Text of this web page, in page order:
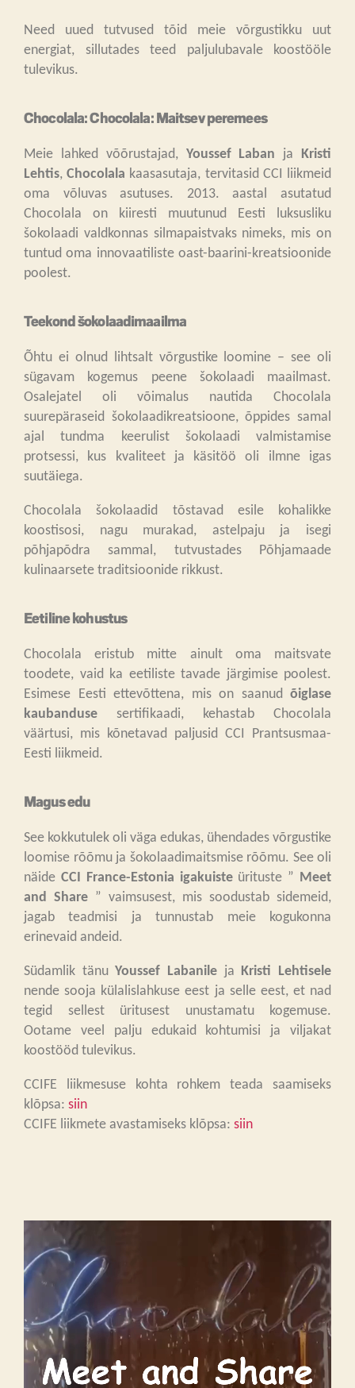
Need uued tutvused tõid meie võrgustikku uut
energiat, sillutades teed paljulubavale koostööle
tulevikus.
Chocolala: Chocolala: Maitsev peremees
Meie lahked võõrustajad, Youssef Laban ja Kristi
Lehtis,Chocolala kaasasutaja, tervitasid CCI liikmeid
oma võluvas asutuses. 2013. aastal asutatud
Chocolala on kiiresti muutunud Eesti luksusliku
šokolaadi valdkonnas silmapaistvaks nimeks, mis on
tuntud oma innovaatiliste oast-baarini-kreatsioonide
poolest.
Teekond šokolaadimaailma
Õhtu ei olnud lihtsalt võrgustike loomine – see oli
sügavam kogemus peene šokolaadi maailmast.
Osalejatel oli võimalus nautida Chocolala
suurepäraseid šokolaadikreatsioone, õppides samal
ajal tundma keerulist šokolaadi valmistamise
protsessi, kus kvaliteet ja käsitöö oli ilmne igas
suutäiega.
Chocolala šokolaadid tõstavad esile kohalikke
koostisosi, nagu murakad, astelpaju ja isegi
põhjapõdra sammal, tutvustades Põhjamaade
kulinaarsete traditsioonide rikkust.
Eetiline kohustus
Chocolala eristub mitte ainult oma maitsvate
toodete, vaid ka eetiliste tavade järgimise poolest.
Esimese Eesti ettevõttena, mis on saanud õiglase
kaubanduse sertifikaadi, kehastab Chocolala
väärtusi, mis kõnetavad paljusid CCI Prantsusmaa-
Eesti liikmeid.
Magus edu
See kokkutulek oli väga edukas, ühendades võrgustike
loomise rõõmu ja šokolaadimaitsmise rõõmu. See oli
näide CCI France-Estonia igakuisteürituste ” Meet
and Share ” vaimsusest, mis soodustab sidemeid,
jagab teadmisi ja tunnustab meie kogukonna
erinevaid andeid.
Südamlik tänuYoussef Labanile ja Kristi Lehtisele
nende sooja külalislahkuse eest ja selle eest, et nad
tegid sellest üritusest unustamatu kogemuse.
Ootame veel palju edukaid kohtumisi ja viljakat
koostööd tulevikus.
CCIFE liikmesuse kohta rohkem teada saamiseks
klõpsa: siin
CCIFE liikmete avastamiseks klõpsa: siin